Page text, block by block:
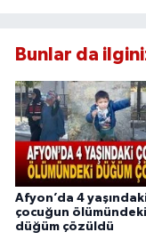
Bunlar da
Afyon’da 4
çocuğun ölümündeki
düğüm çözüldü